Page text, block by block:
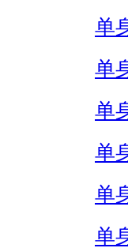
单
单
单
单
单
单